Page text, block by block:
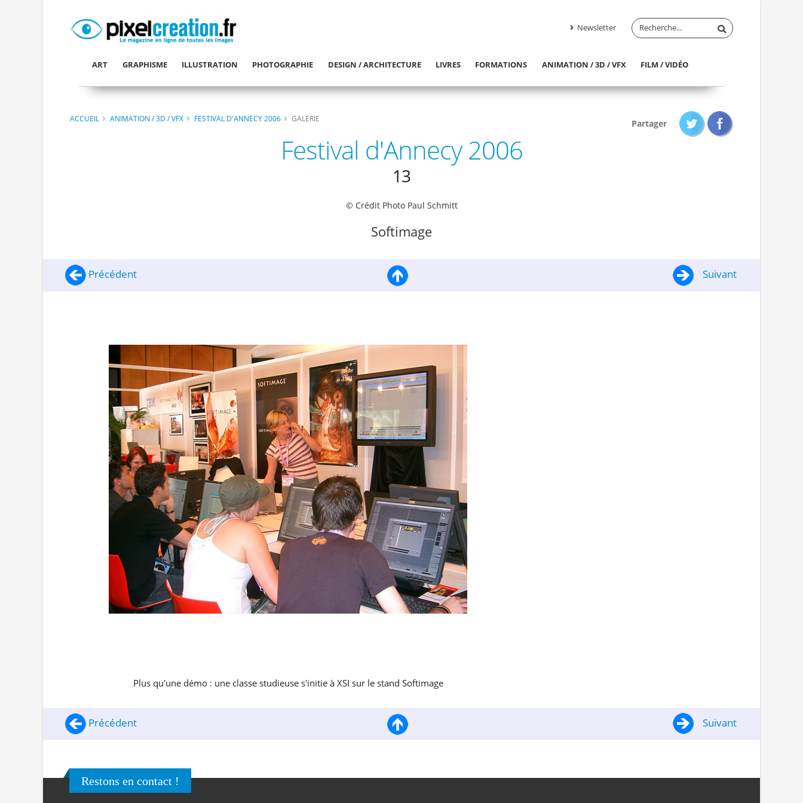
Newsletter
ART GRAPHISME ILLUSTRATION PHOTOGRAPHIE DESIGN / ARCHITECTURE LIVRES FORMATIONS ANIMATION / 3D / VFX FILM / VIDÉO
ACCUEIL ANIMATION / 3D / VFX FESTIVAL D'ANNECY 2006 GALERIE Partager
Festival d'Annecy 2006
13
© Crédit Photo Paul Schmitt
Softimage
Précédent Suivant
Plus qu'une démo : une classe studieuse s'initie à XSI sur le stand Softimage
Précédent Suivant
Restons en contact !